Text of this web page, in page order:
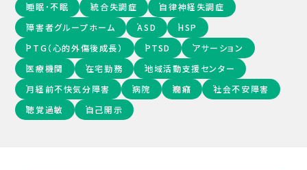
睡眠･不眠
統合失調症
自律神経失調症
障害者グループホーム
ASD
HSP
PTG（心的外傷後成長）
PTSD
アサーション
医療機関
在宅勤務
地域活動支援センター
月経前不快気分障害
病院 癇癪
社会不安障害
聴覚過敏
自己開示